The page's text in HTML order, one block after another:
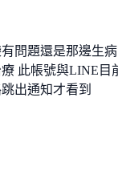
問題還是那邊生
此帳號與LINE目
出通知才看到